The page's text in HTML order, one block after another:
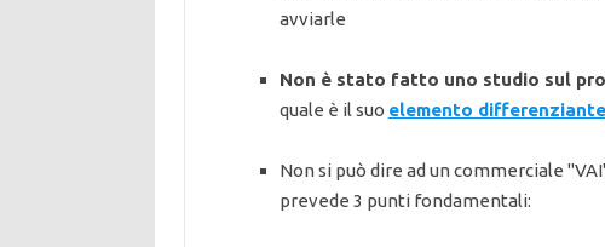
avviarle
Non è stato fatto uno studio sul
quale è il suo elemento differenziante
Non si può dire ad un commerciale
prevede 3 punti fondamentali: